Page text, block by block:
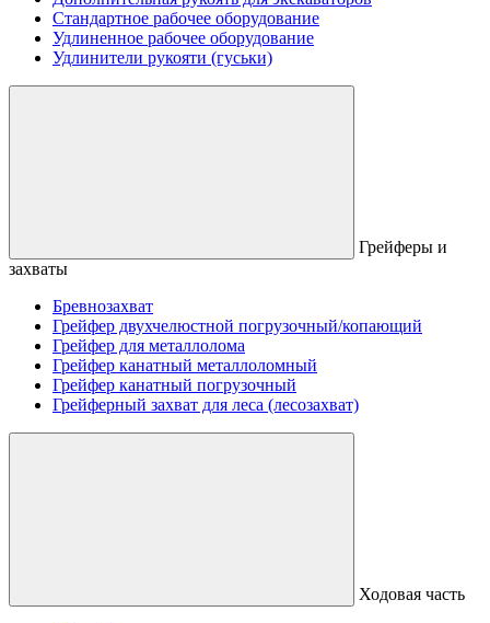
Стандартное рабочее оборудование
Удлиненное рабочее оборудование
Удлинители рукояти (гуськи)
Грейферы и
захваты
Бревнозахват
Грейфер двухчелюстной погрузочный/копающий
Грейфер для металлолома
Грейфер канатный металлоломный
Грейфер канатный погрузочный
Грейферный захват для леса (лесозахват)
Ходовая часть